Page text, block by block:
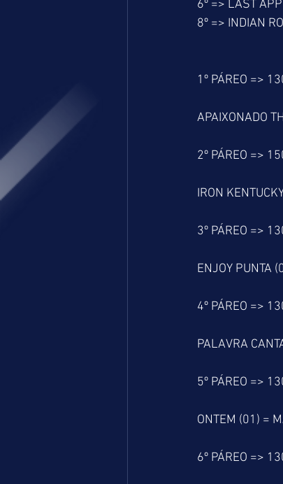
6º => LAST
8º => INDIAN
1º PÁREO =>
APAIXONADO
2º PÁREO =>
IRON
3º PÁREO =>
ENJOY PUNTA
4º PÁREO =>
PALAVRA
5º PÁREO =>
ONTEM (01) =
6º PÁREO =>